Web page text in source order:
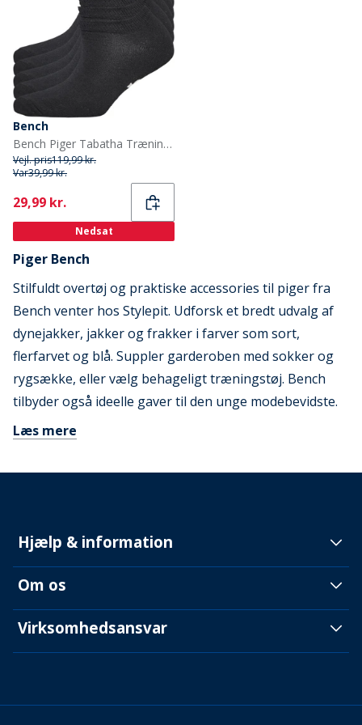
Bench
Bench Piger Tabatha Trænings sokker Sort
Vejl. pris119,99 kr.
Var39,99 kr.
Current
29,99 kr.
Nedsat
Piger Bench
Stilfuldt overtøj og praktiske accessories til piger fra
Bench venter hos Stylepit. Udforsk et bredt udvalg af
dynejakker, jakker og frakker i farver som sort,
flerfarvet og blå. Suppler garderoben med sokker og
rygsække, eller vælg behageligt træningstøj. Bench
tilbyder også ideelle gaver til den unge modebevidste.
Læs mere
Hjælp & information
Om os
Virksomhedsansvar